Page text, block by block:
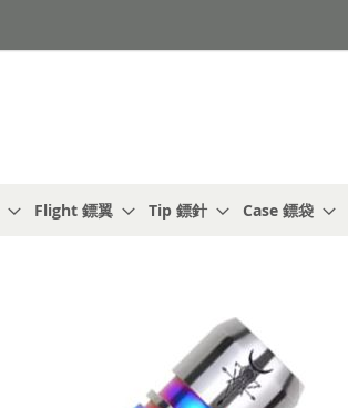
Flight 鏢翼 Tip 鏢針 Case 鏢袋